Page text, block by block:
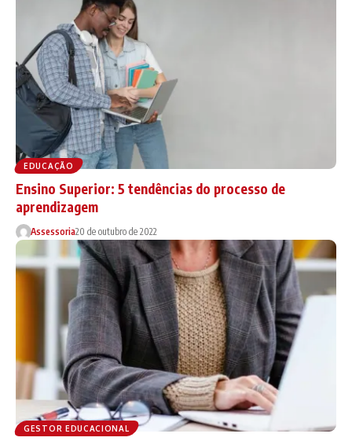
EDUCAÇÃO
Ensino Superior: 5 tendências do processo de
aprendizagem
Assessoria20 de outubro de 2022
GESTOR EDUCACIONAL